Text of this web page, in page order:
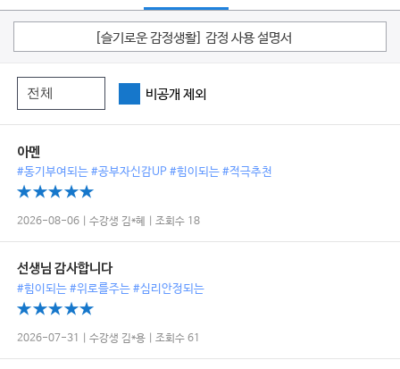
[슬기로운 감정생활] 감정 사용 설명서
비공개 제외
아멘
#동기부여되는 #공부자신감UP #힘이되는 #적극추천
2026-08-06 | 수강생 김*혜 | 조회수 18
선생님 감사합니다
#힘이되는 #위로를주는 #심리안정되는
2026-07-31 | 수강생 김*용 | 조회수 61